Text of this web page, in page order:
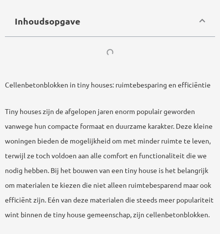
Inhoudsopgave
Cellenbetonblokken in tiny houses: ruimtebesparing en efficiëntie
Tiny houses zijn de afgelopen jaren enorm populair geworden
vanwege hun compacte formaat en duurzame karakter. Deze kleine
woningen bieden de mogelijkheid om met minder ruimte te leven,
terwijl ze toch voldoen aan alle comfort en functionaliteit die we
nodig hebben. Bij het bouwen van een tiny house is het belangrijk
om materialen te kiezen die niet alleen ruimtebesparend maar ook
efficiënt zijn. Eén van deze materialen die steeds meer populariteit
wint binnen de tiny house gemeenschap, zijn cellenbetonblokken.